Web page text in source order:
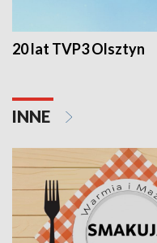
20 lat TVP3 Olsztyn
INNE